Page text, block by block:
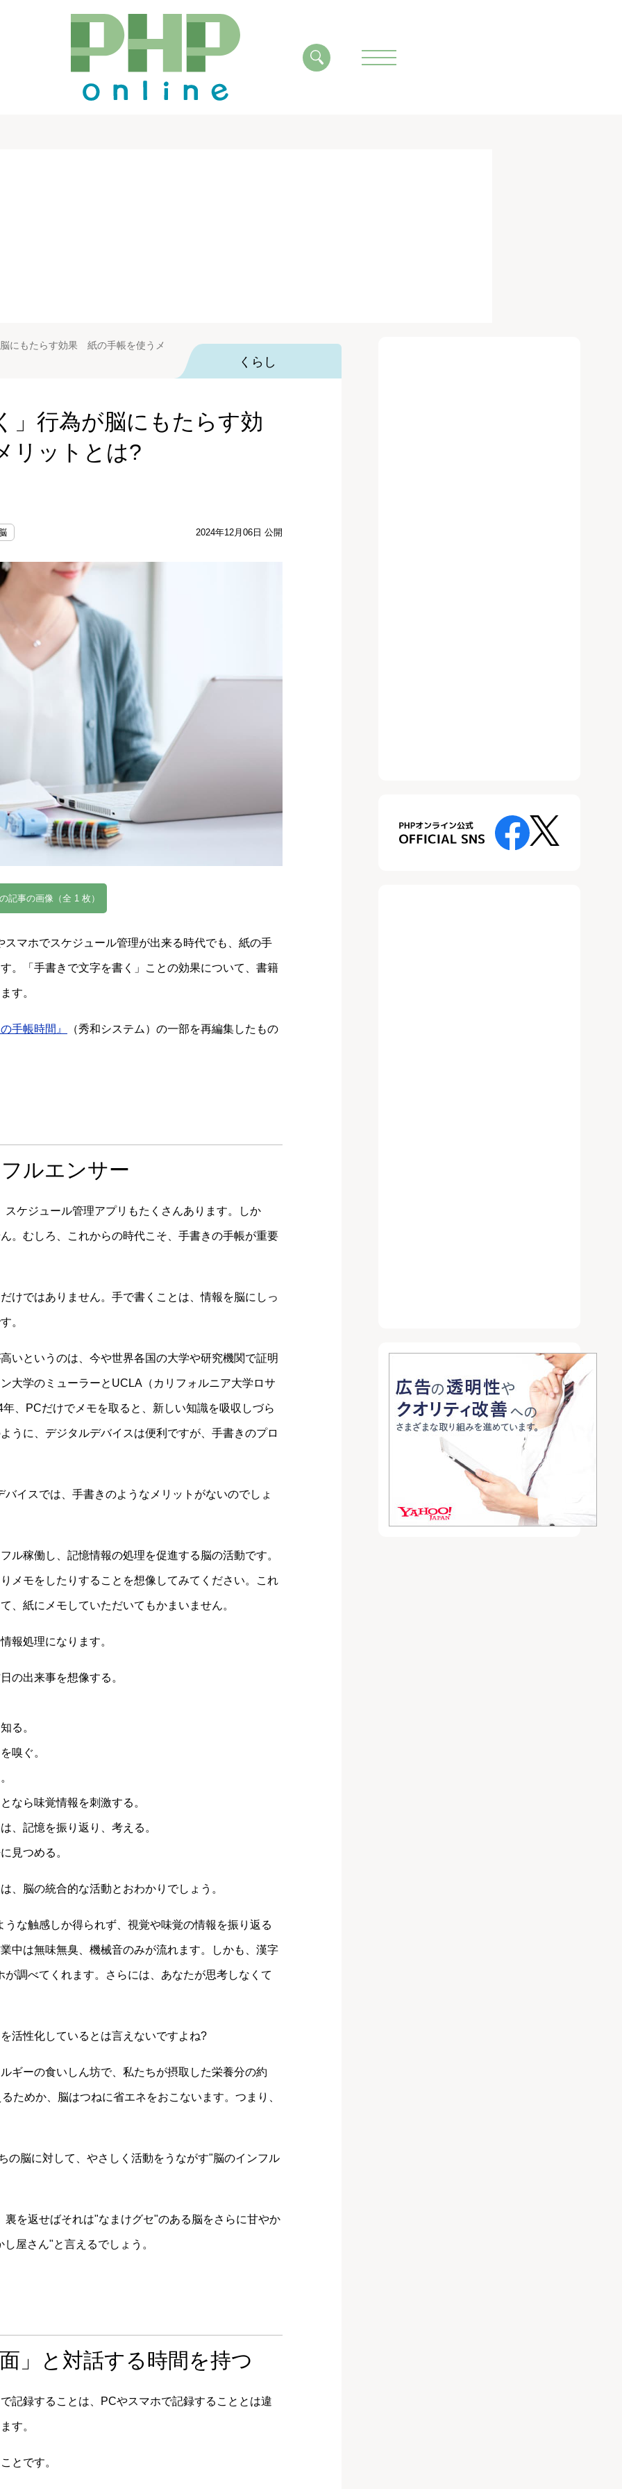
にもたらす効果 紙の手帳を使うメ
くらし
」行為が脳にもたらす効
リットとは?
2024年12月06日 公開
記事の画像（全 1 枚）
マホでスケジュール管理が出来る時代でも、紙の手
。「手書きで文字を書く」ことの効果について、書籍
す。
手帳時間』 （秀和システム）の一部を再編集したもの
ルエンサー
ケジュール管理アプリもたくさんあります。しか
。むしろ、これからの時代こそ、手書きの手帳が重要
けではありません。手で書くことは、情報を脳にしっ
。
いというのは、今や世界各国の大学や研究機関で証明
大学のミューラーとUCLA（カリフォルニア大学ロサ
、PCだけでメモを取ると、新しい知識を吸収しづら
うに、デジタルデバイスは便利ですが、手書きのプロ
イスでは、手書きのようなメリットがないのでしょ
ル稼働し、記憶情報の処理を促進する脳の活動です。
メモをしたりすることを想像してみてください。これ
、紙にメモしていただいてもかまいません。
報処理になります。
の出来事を想像する。
る。
嗅ぐ。
なら味覚情報を刺激する。
、記憶を振り返り、考える。
見つめる。
、脳の統合的な活動とおわかりでしょう。
な触感しか得られず、視覚や味覚の情報を振り返る
中は無味無臭、機械音のみが流れます。しかも、漢字
調べてくれます。さらには、あなたが思考しなくて
活性化しているとは言えないですよね?
ギーの食いしん坊で、私たちが摂取した栄養分の約
ためか、脳はつねに省エネをおこないます。つまり、
の脳に対して、やさしく活動をうながす"脳のインフル
を返せばそれは"なまけグセ"のある脳をさらに甘やか
屋さん"と言えるでしょう。
」と対話する時間を持つ
記録することは、PCやスマホで記録することとは違
す。
とです。